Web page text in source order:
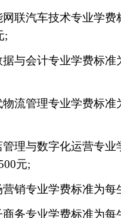
网联汽车技术专业学费
;
据与会计专业学费标准
物流管理专业学费标准
管理与数字化运营专业
元;
营销专业学费标准为每
商务专业学费标准为每